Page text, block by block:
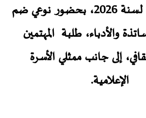
:ماسـي_المدينة” لسنة 2026، بحضور نوعي ضم
والأدباء، طلبة المهتمين
إلى جانب ممثلي الأسرة
الإعلامية.